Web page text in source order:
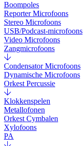
Boompoles
Reporter Microfoons
Stereo Microfoons
USB/Podcast-microfoons
Video Microfoons
Zangmicrofoons
Condensator Microfoons
Dynamische Microfoons
Orkest Percussie
Klokkenspelen
Metallofonen
Orkest Cymbalen
Xylofoons
PA